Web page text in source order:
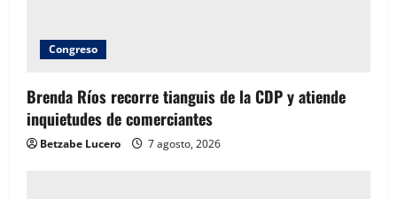
Congreso
Brenda Ríos recorre tianguis de la CDP y atiende
inquietudes de comerciantes
Betzabe Lucero 7 agosto, 2026